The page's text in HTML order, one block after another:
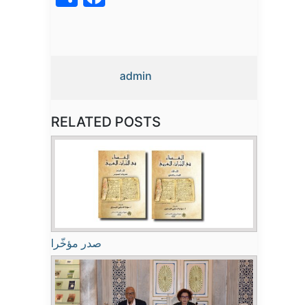
admin
RELATED POSTS
صدر مؤخّرا